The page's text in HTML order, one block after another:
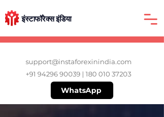
support@instaforexinindia.com
+91 94296 90039 | 180 010 37203
WhatsApp
इंस्टाफॉरेक्स इंडिया